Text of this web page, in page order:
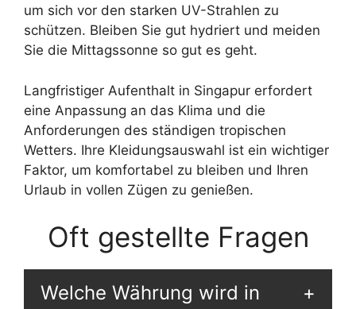
um sich vor den starken UV-Strahlen zu
schützen. Bleiben Sie gut hydriert und meiden
Sie die Mittagssonne so gut es geht.
Langfristiger Aufenthalt in Singapur erfordert
eine Anpassung an das Klima und die
Anforderungen des ständigen tropischen
Wetters. Ihre Kleidungsauswahl ist ein wichtiger
Faktor, um komfortabel zu bleiben und Ihren
Urlaub in vollen Zügen zu genießen.
Oft gestellte Fragen
Welche Währung wird in